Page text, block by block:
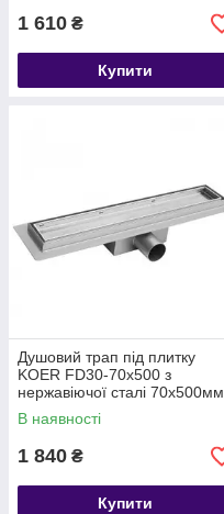
1 610 ₴
Купити
Душовий трап під плитку
KOER FD30-70x500 з
нержавіючої сталі 70x500мм
В наявності
1 840 ₴
Купити